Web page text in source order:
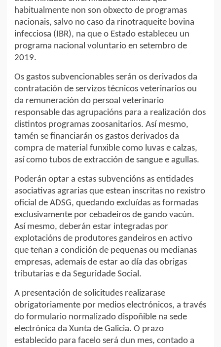
habitualmente non son obxecto de programas
nacionais, salvo no caso da rinotraqueite bovina
infecciosa (IBR), na que o Estado estableceu un
programa nacional voluntario en setembro de
2019.
Os gastos subvencionables serán os derivados da
contratación de servizos técnicos veterinarios ou
da remuneración do persoal veterinario
responsable das agrupacións para a realización dos
distintos programas zoosanitarios. Así mesmo,
tamén se financiarán os gastos derivados da
compra de material funxible como luvas e calzas,
así como tubos de extracción de sangue e agullas.
Poderán optar a estas subvencións as entidades
asociativas agrarias que estean inscritas no rexistro
oficial de ADSG, quedando excluídas as formadas
exclusivamente por cebadeiros de gando vacún.
Así mesmo, deberán estar integradas por
explotacións de produtores gandeiros en activo
que teñan a condición de pequenas ou medianas
empresas, ademais de estar ao día das obrigas
tributarias e da Seguridade Social.
A presentación de solicitudes realizarase
obrigatoriamente por medios electrónicos, a través
do formulario normalizado dispoñible na sede
electrónica da Xunta de Galicia. O prazo
establecido para facelo será dun mes, contado a